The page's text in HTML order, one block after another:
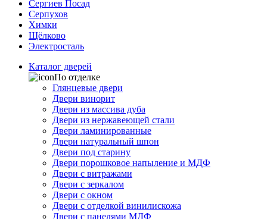
Сергиев Посад
Серпухов
Химки
Щёлково
Электросталь
Каталог дверей
По отделке
Глянцевые двери
Двери винорит
Двери из массива дуба
Двери из нержавеющей стали
Двери ламинированные
Двери натуральный шпон
Двери под старину
Двери порошковое напыление и МДФ
Двери с витражами
Двери с зеркалом
Двери с окном
Двери с отделкой винилискожа
Двери с панелями МДФ